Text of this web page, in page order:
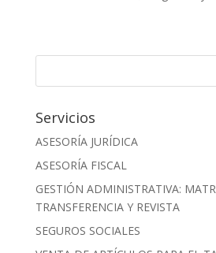
Servicios
ASESORÍA JURÍDICA
ASESORÍA FISCAL
GESTIÓN ADMINISTRATIVA:
TRANSFERENCIA Y REVISTA
SEGUROS SOCIALES